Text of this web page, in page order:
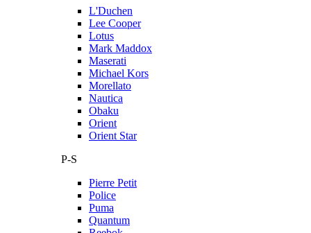
L'Duchen
Lee Cooper
Lotus
Mark Maddox
Maserati
Michael Kors
Morellato
Nautica
Obaku
Orient
Orient Star
P-S
Pierre Petit
Police
Puma
Quantum